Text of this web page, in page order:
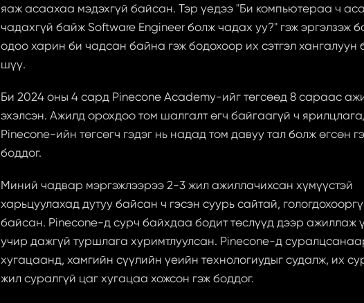
яаж асаахаа мэдэхгүй байсан. Тэр үедээ "Би компьютераа ч
чадахгүй байж Software Engineer болж чадах уу?" гэж эргэлзэж
одоо харин би чадсан байна гэж бодохоор их сэтгэл хангалуун
шүү.
Би 2024 оны 4 сард Pinecone Academy-ийг төгсөөд 8 сараас
эхэлсэн. Ажилд орохдоо том шалгалт өгч байгаагүй ч
Pinecone-ийн төгсөгч гэдэг нь надад том давуу тал болж өгсөн
боддог.
Миний чадвар мэргэжлээрээ 2-3 жил ажиллачихсан хүмүүстэй
харьцуулахад дутуу байсан ч гэсэн суурь сайтай,
байсан. Pinecone-д сурч байхдаа бодит төслүүд дээр ажиллаж
учир дажгүй туршлага хуримтлуулсан. Pinecone-д
хугацаанд, хамгийн сүүлийн үеийн технологиудыг судалж, их
жил суралгүй цаг хугацаа хожсон гэж боддог.